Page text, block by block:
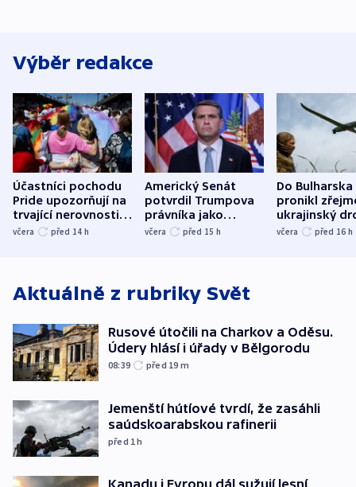
Výběr redakce
Účastníci pochodu
Pride upozorňují na
trvající nerovnosti i
společenskou
včera před 14 h
Americký Senát
potvrdil Trumpova
právníka jako
ministra
včera před 15 h
Do Bulharska
pronikl
ukrajinský
explodoval
včera před 16 h
Aktuálně z rubriky Svět
Rusové útočili na Charkov a Oděsu.
Údery hlásí i úřady v Bělgorodu
08:39 před 19 m
Jemenští hútíové tvrdí, že zasáhli
saúdskoarabskou rafinerii
před 1h
Kanadu i Evropu dál sužují lesní